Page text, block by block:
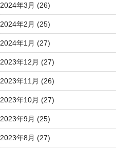
2024年3月 (26)
2024年2月 (25)
2024年1月 (27)
2023年12月 (27)
2023年11月 (26)
2023年10月 (27)
2023年9月 (25)
2023年8月 (27)